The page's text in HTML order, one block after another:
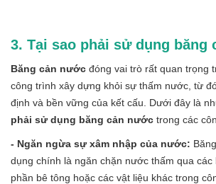
3. Tại sao phải sử dụng băng
Băng cản nước đóng vai trò rất quan trọng
công trình xây dựng khỏi sự thấm nước, từ
định và bền vững của kết cấu. Dưới đây là
phải sử dụng băng cản nước trong các
- Ngăn ngừa sự xâm nhập của nước:
dụng chính là ngăn chặn nước thấm qua các
phần bê tông hoặc các vật liệu khác trong